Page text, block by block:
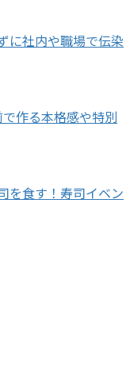
に社内や職場で伝染
作る本格感や特別
を食す！寿司イベン